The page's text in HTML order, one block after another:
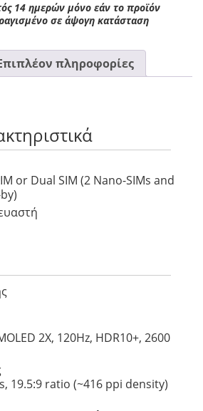
14 ημερών μόνο εάν το προϊόν
σε άψογη κατάσταση
πληροφορίες
or Dual SIM (2 Nano-SIMs and
2X, 120Hz, HDR10+, 2600
19.5:9 ratio (~416 ppi density)